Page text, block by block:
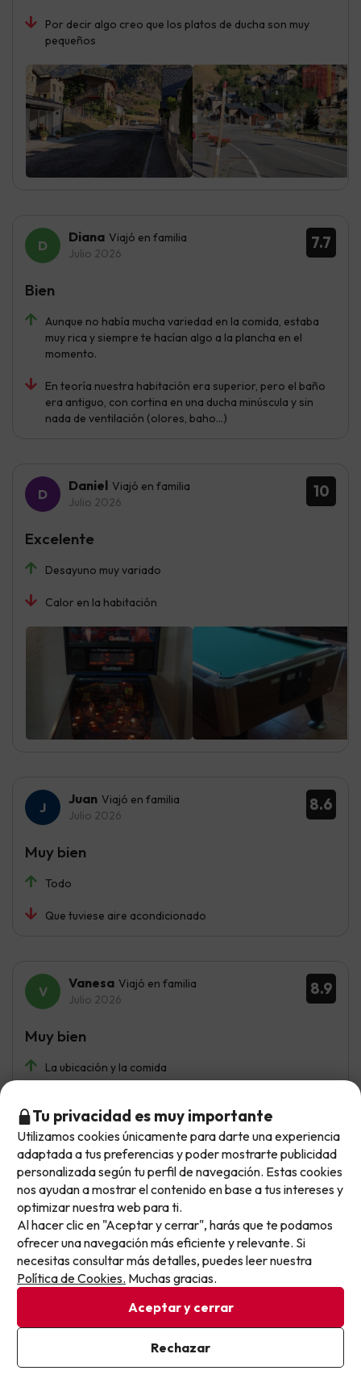
Por decir algo creo que los platos de ducha son muy
pequeños
7.7
Diana Viajó en familia
Julio 2026
Aunque no había mucha variedad en la comida, estaba
muy rica y siempre te hacían algo a la plancha en el
momento.
En teoría nuestra habitación era superior, pero el baño
era antiguo, con cortina en una ducha minúscula y sin
nada de ventilación (olores, baho...)
Bien
10
Daniel Viajó en familia
Julio 2026
Desayuno muy variado
Calor en la habitación
Excelente
8.6
Juan Viajó en familia
Julio 2026
Todo
Que tuviese aire acondicionado
Muy bien
8.9
Vanesa Viajó en familia
Julio 2026
La ubicación y la comida
reforma
Muy bien
8.6
Viajó en familia
Julio 2026
Ubicación perfecta para moverte por Andorra. Comida
bastante buena para un 3 estrellas
Las habitaciones se han quedado un poco viejas,
puertas, bañera etc. La limpieza también habría que
mejorarla, en la lamparita de la habitación había un dedo
de polvo.
Muy bien
No llegas tarde: llegas al siguiente.
Este chollo ya ha caducado, pero cada día lanzamos
nuevas oportunidades para viajar mejor y pagar
menos.
Apúntate y que el próximo no se te escape.
Pon tu mejor e-mail
Ya estoy suscrito
Al suscribirte, confirmas haber leído y estar de acuerdo con la
Tu privacidad es muy importante
Utilizamos cookies únicamente para darte una experiencia
adaptada a tus preferencias y poder mostrarte publicidad
personalizada según tu perfil de navegación. Estas cookies
nos ayudan a mostrar el contenido en base a tus intereses y
optimizar nuestra web para ti.
Al hacer clic en "Aceptar y cerrar", harás que te podamos
ofrecer una navegación más eficiente y relevante. Si
necesitas consultar más detalles, puedes leer nuestra
Política de Cookies. Muchas gracias.
Aceptar y cerrar
Rechazar